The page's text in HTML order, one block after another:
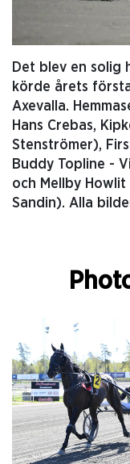
Det blev en solig
körde årets
Axevalla.
Hans Crebas,
Stenströmer),
Buddy Topline -
och Mellby
Sandin). Alla